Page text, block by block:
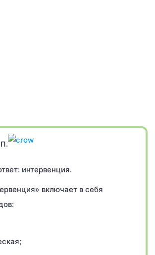
интервенция.
включает в себя